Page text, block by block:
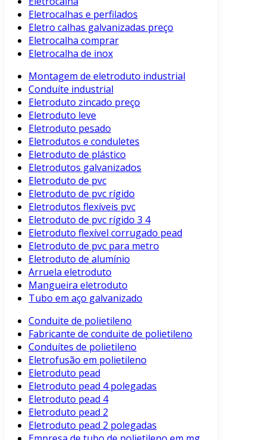
Eletrocalhas e perfilados
Eletro calhas galvanizadas preço
Eletrocalha comprar
Eletrocalha de inox
Montagem de eletroduto industrial
Conduíte industrial
Eletroduto zincado preço
Eletroduto leve
Eletroduto pesado
Eletrodutos e conduletes
Eletroduto de plástico
Eletrodutos galvanizados
Eletroduto de pvc
Eletroduto de pvc rígido
Eletrodutos flexíveis pvc
Eletroduto de pvc rígido 3 4
Eletroduto flexível corrugado pead
Eletroduto de pvc para metro
Eletroduto de alumínio
Arruela eletroduto
Mangueira eletroduto
Tubo em aço galvanizado
Conduite de polietileno
Fabricante de conduite de polietileno
Conduítes de polietileno
Eletrofusão em polietileno
Eletroduto pead
Eletroduto pead 4 polegadas
Eletroduto pead 4
Eletroduto pead 2
Eletroduto pead 2 polegadas